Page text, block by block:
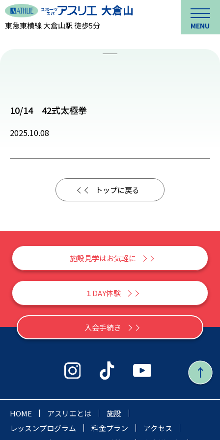
東急東横線 大倉山駅 徒歩5分 MENU
10/14 42式太極拳
2025.10.08
トップに戻る
施設見学はお気軽に
１DAY体験
入会手続き
HOME アスリエとは
施設
レッスンプログラム
料金プラン
アクセス